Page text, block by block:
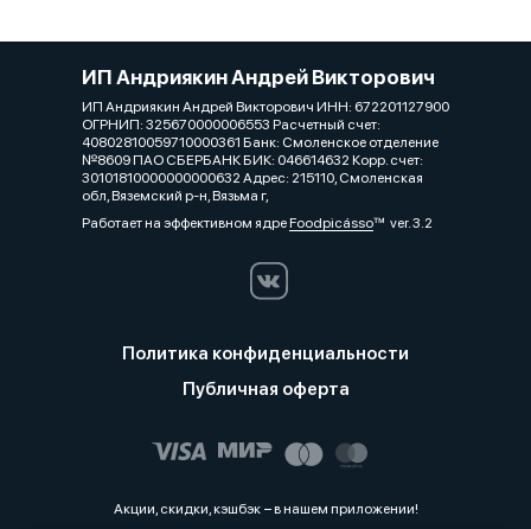
ИП Андриякин Андрей Викторович
ИП Андриякин Андрей Викторович ИНН: 672201127900
ОГРНИП: 325670000006553 Расчетный счет:
40802810059710000361 Банк: Смоленское отделение
№8609 ПАО СБЕРБАНК БИК: 046614632 Корр. счет:
30101810000000000632 Адрес: 215110, Смоленская
обл, Вяземский р-н, Вязьма г,
Работает на эффективном ядреFoodpicássover. 3.2
Политика конфиденциальности
Публичная оферта
Акции, скидки, кэшбэк − в нашем приложении!